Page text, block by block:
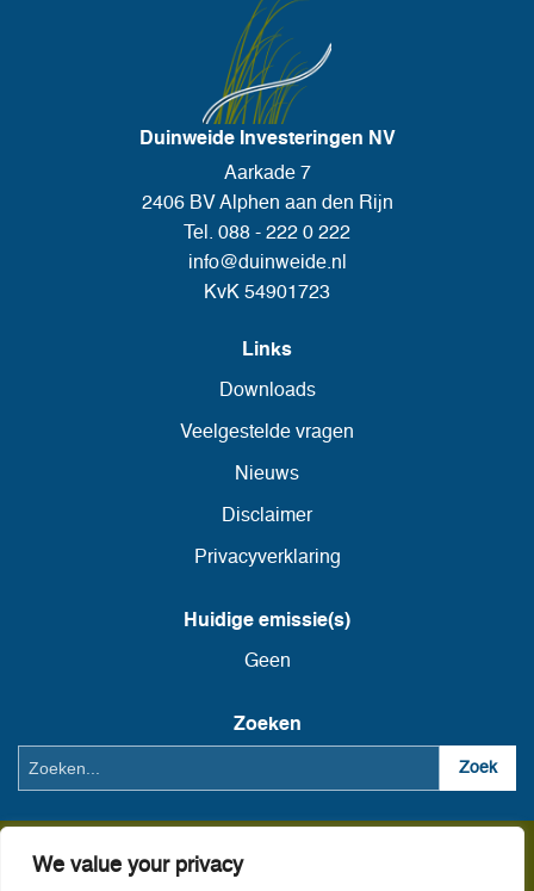
We value your privacy
Duinweide Investeringen NV
Aarkade 7
2406 BV Alphen aan den Rijn
Tel. 088 - 222 0 222
info@duinweide.nl
KvK 54901723
Links
Downloads
Veelgestelde vragen
Nieuws
Disclaimer
Privacyverklaring
Huidige emissie(s)
Geen
Zoeken
Zoeken Zoek
De AFM heeft op 19 juli 2013 aan Duinweide Investeringen